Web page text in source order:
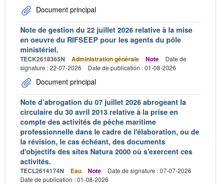
Document principal
Note de gestion du 22 juillet 2026 relative à la mise
en oeuvre du RIFSEEP pour les agents du pôle
ministériel.
TECK2618365N Administration générale Note
Date de
signature : 22-07-2026
Date de publication : 01-08-2026
Document principal
Note d’abrogation du 07 juillet 2026 abrogeant la
circulaire du 30 avril 2013 relative à la prise en
compte des activités de pêche maritime
professionnelle dans le cadre de l'élaboration, ou de
la révision, le cas échéant, des documents
d'objectifs des sites Natura 2000 où s'exercent ces
activités.
TECL2614174N Eau Note
Date de signature : 07-07-2026
Date de publication : 01-08-2026